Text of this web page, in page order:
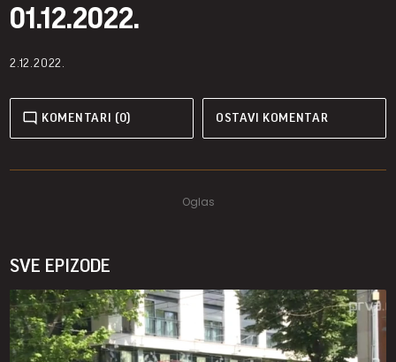
01.12.2022.
2.12.2022.
KOMENTARI (0) OSTAVI KOMENTAR
SVE EPIZODE